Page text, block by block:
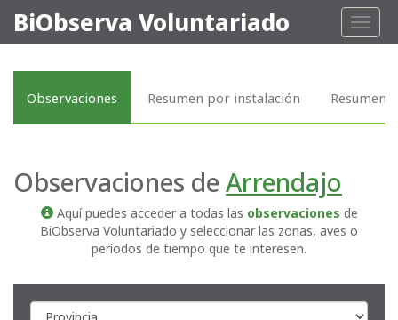
Toggle
BiObserva Voluntariado
Observaciones Resumen por instalación Resumen
Observaciones de Arrendajo
Aquí puedes acceder a todas las observaciones de
BiObserva Voluntariado y seleccionar las zonas, aves o
períodos de tiempo que te interesen.